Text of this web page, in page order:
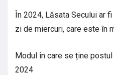
În 2024, Lăsata Secului ar
zi de miercuri, care este în
Modul în care se ține
2024